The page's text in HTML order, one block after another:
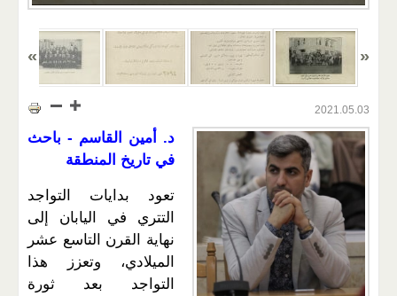
2021.05.03
د. أمين القاسم - باحث
في تاريخ المنطقة
تعود بدايات التواجد
التتري في اليابان إلى
نهاية القرن التاسع عشر
الميلادي، وتعزز هذا
التواجد بعد ثورة